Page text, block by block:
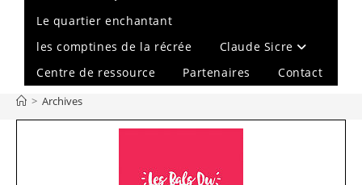
Le quartier enchantant
les comptines de la récrée
Claude Sicre
Centre de ressource
Partenaires Contact
> Archives